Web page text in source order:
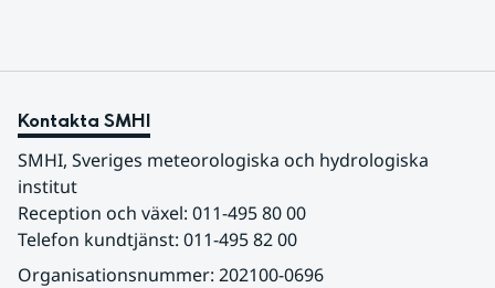
Kontakta SMHI
SMHI, Sveriges meteorologiska och hydrologiska
institut
Reception och växel: 011-495 80 00
Telefon kundtjänst: 011-495 82 00
Organisationsnummer: 202100-0696